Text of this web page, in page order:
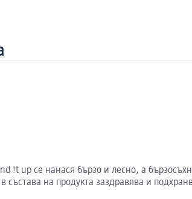
!t up се нанася бързо и лесно, а
състава на продукта заздравява и